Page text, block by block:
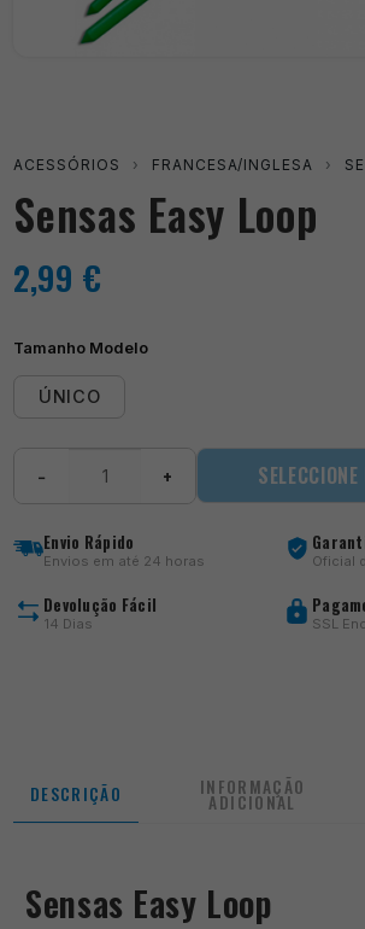
ACESSÓRIOS › FRANCESA/INGLESA ›
Sensas Easy Loop
2,99 €
Tamanho Modelo
ÚNICO
Loop
− +
Envio Rápido
Envios em até 24 horas Oficial
Devolução Fácil
14 Dias SSL
DESCRIÇÃO INFORMAÇÃO
ADICIONAL
Sensas Easy Loop